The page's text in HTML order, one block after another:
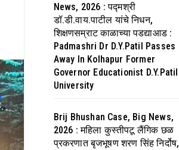
News, 2026 : पद्मश्री
डॉ.डी.वाय.पाटील यांचे निधन,
शिक्षणसम्राट काळाच्या पडद्याआड :
Padmashri Dr D.Y.Patil Passes
Away In Kolhapur Former
Governor Educationist D.Y.Patil
University
Brij Bhushan Case, Big News,
2026 : महिला कुस्तीपटू लैंगिक छळ
प्रकरणात बृजभूषण शरण सिंह निर्दोष,